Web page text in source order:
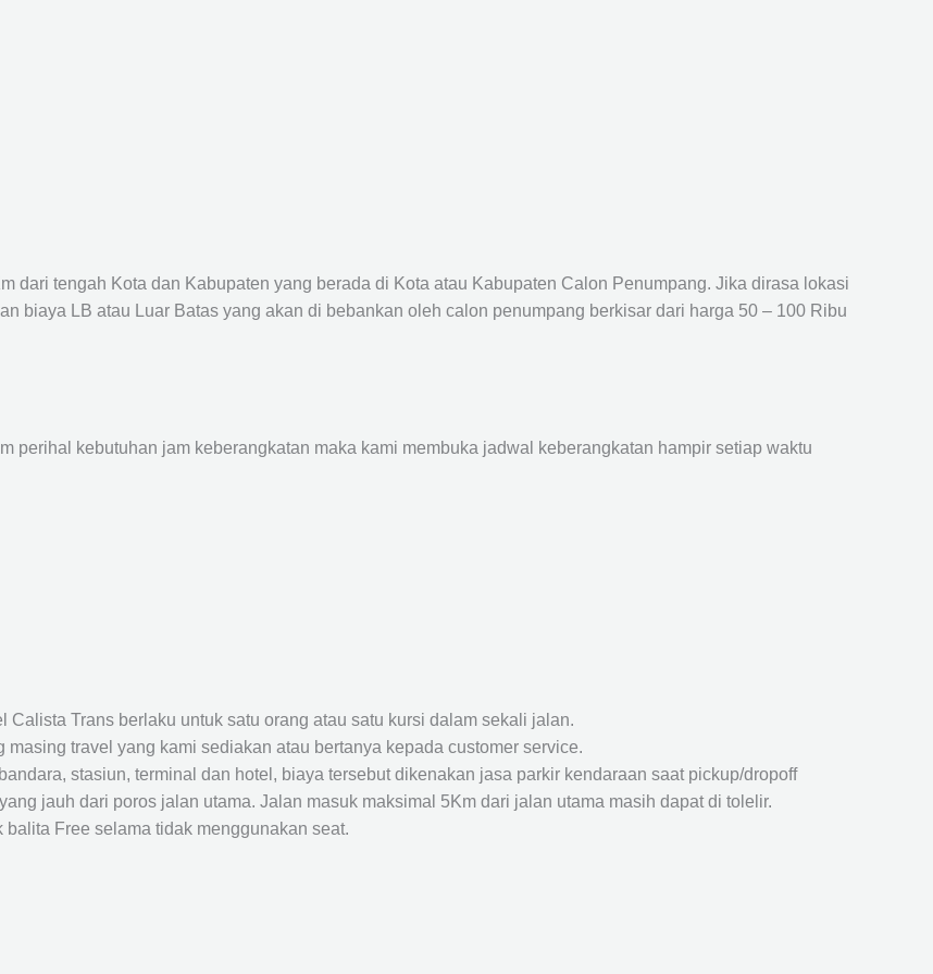
dari tengah Kota dan Kabupaten yang berada di Kota atau Kabupaten Calon Penumpang. Jika dirasa lokasi
biaya LB atau Luar Batas yang akan di bebankan oleh calon penumpang berkisar dari harga 50 – 100 Ribu
perihal kebutuhan jam keberangkatan maka kami membuka jadwal keberangkatan hampir setiap waktu
Calista Trans berlaku untuk satu orang atau satu kursi dalam sekali jalan.
travel yang kami sediakan atau bertanya kepada customer service.
stasiun, terminal dan hotel, biaya tersebut dikenakan jasa parkir kendaraan saat pickup/dropoff
jauh dari poros jalan utama. Jalan masuk maksimal 5Km dari jalan utama masih dapat di tolelir.
Free selama tidak menggunakan seat.